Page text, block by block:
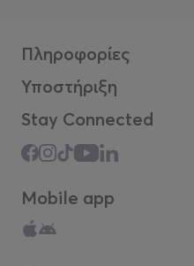
Πληροφορίες
Υποστήριξη
Stay Connected
Mobile app